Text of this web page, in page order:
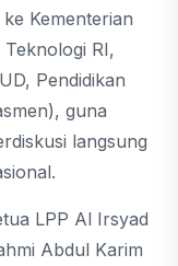
Kementerian
Teknologi RI,
Pendidikan
guna
langsung
LPP Al Irsyad
Abdul Karim